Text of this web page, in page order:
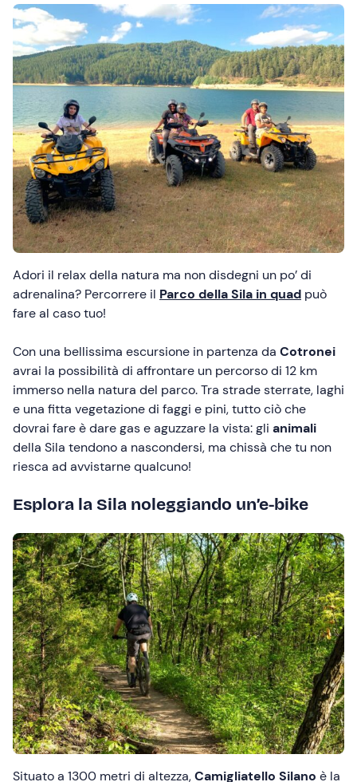
Adori il relax della natura ma non disdegni un po’ di
adrenalina? Percorrere il Parco della Sila in quad può
fare al caso tuo!
Con una bellissima escursione in partenza da Cotronei
avrai la possibilità di affrontare un percorso di 12 km
immerso nella natura del parco. Tra strade sterrate, laghi
e una fitta vegetazione di faggi e pini, tutto ciò che
dovrai fare è dare gas e aguzzare la vista: gli animali
della Sila tendono a nascondersi, ma chissà che tu non
riesca ad avvistarne qualcuno!
Esplora la Sila noleggiando un’e-bike
Situato a 1300 metri di altezza,Camigliatello Silano è la